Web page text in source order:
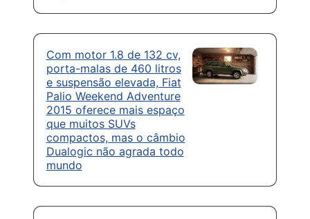
Com motor 1.8 de 132 cv,
porta-malas de 460 litros
e suspensão elevada, Fiat
Palio Weekend Adventure
2015 oferece mais espaço
que muitos SUVs
compactos, mas o câmbio
Dualogic não agrada todo
mundo